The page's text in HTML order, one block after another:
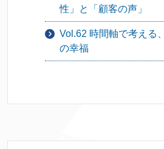
性」と「顧客の声」
Vol.62 時間軸で考える
の幸福